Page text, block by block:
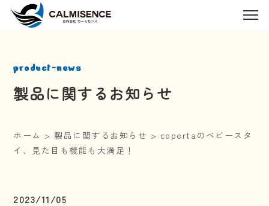
product-news
製品に関するお知らせ
ホーム >製品に関するお知らせ > copertaのベビースタ
イ、見た目も機能も大満足！
2023/11/05